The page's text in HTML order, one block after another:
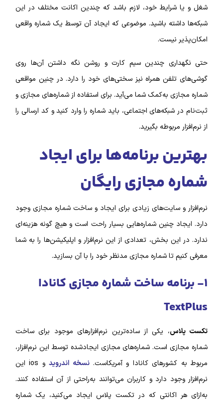
شغل و یا شرایط خود، لازم باشد که چندین اکانت مختلف در این
شبکه‌ها داشته باشید. موضوعی که ایجاد آن توسط یک شماره واقعی
امکان‌‌پذیر نیست.
حتی نگهداری چندین سیم کارت و روشن نگه داشتن آن‌ها روی
گوشی‌‌های تلفن همراه نیز سختی‌های خود را دارد. در چنین مواقعی
شماره مجازی به‌کمک شما می‌آید. برای استفاده از شماره‌‌های مجازی و
ثبت‌نام در شبکه‌‌های اجتماعی، باید شماره را وارد کنید و کد ارسالی را
از نرم‌افزار مربوطه بگیرید.
بهترین برنامه‌‌ها برای ایجاد
شماره مجازی رایگان
نرم‌افزار و سایت‌های زیادی برای ایجاد و ساخت شماره مجازی وجود
دارد. ایجاد چنین شماره‌‌هایی بسیار راحت است و هیچ گونه هزینه‌ای
ندارد. در این بخش، تعدادی از این نرم‌افزار و اپلیکیشن‌‌ها را به شما
معرفی کنیم تا شماره مجازی مدنظر خود را با آن بسازید.
۱- برنامه ساخت شماره مجازی کانادا
TextPlus
تکست پلاس، یکی از ساده‌ترین نرم‌‌افزار‌‌های موجود برای ساخت
شماره مجازی است. شماره‌‌های مجازی ایجاد‌شده توسط این نرم‌افزار،
مربوط به کشور‌های کانادا و آمریکاست.نسخه اندروید
و ios این
نرم‌افزار وجود دارد و کاربران می‌توانند به‌راحتی از آن استفاده کنند.
به‌ازای هر اکانتی که در تکست پلاس ایجاد می‌کنید، یک شماره